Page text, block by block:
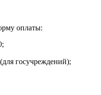
оплаты:
госучреждений);